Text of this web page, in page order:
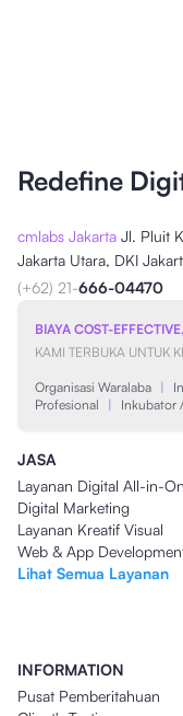
Redefine
cmlabs Jakarta Jl. Pluit
Jakarta Utara, DKI
(+62) 21-666-04470
BIAYA COST-
KAMI TERBUKA UNTUK
Organisasi Waralaba |
Profesional
| Inkubator
JASA
Layanan Digital All-in-
Digital Marketing
Layanan Kreatif Visual
Web & App
Lihat Semua Layanan
INFORMATION
Pusat Pemberitahuan